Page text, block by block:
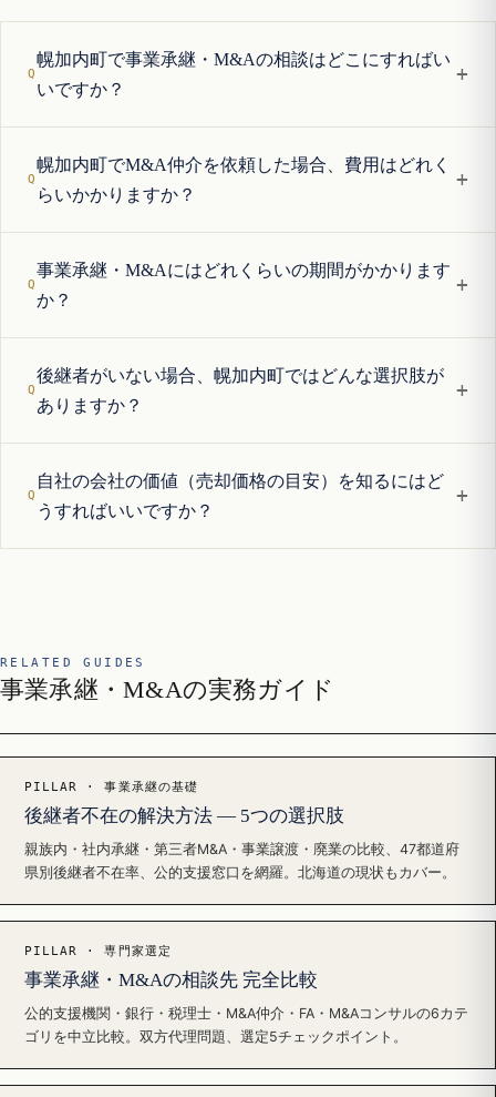
幌加内町で事業承継・M&Aの相談はどこにすればい
いですか？
+
幌加内町でM&A仲介を依頼した場合、費用はどれく
らいかかりますか？
+
事業承継・M&Aにはどれくらいの期間がかかります
か？
+
後継者がいない場合、幌加内町ではどんな選択肢が
ありますか？
+
自社の会社の価値（売却価格の目安）を知るにはど
うすればいいですか？
+
RELATED GUIDES
事業承継・M&Aの実務ガイド
PILLAR · 事業承継の基礎
後継者不在の解決方法 — 5つの選択肢
親族内・社内承継・第三者M&A・事業譲渡・廃業の比較、47都道府
県別後継者不在率、公的支援窓口を網羅。北海道の現状もカバー。
PILLAR · 専門家選定
事業承継・M&Aの相談先 完全比較
公的支援機関・銀行・税理士・M&A仲介・FA・M&Aコンサルの6カテ
ゴリを中立比較。双方代理問題、選定5チェックポイント。